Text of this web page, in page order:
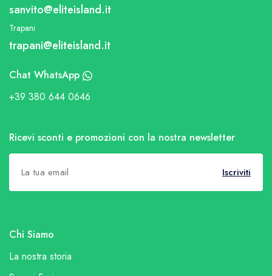
sanvito@eliteisland.it
Trapani
trapani@eliteisland.it
Chat WhatsApp
+39 380 644 0646
Ricevi sconti e promozioni con la nostra newsletter
Iscriviti
Chi Siamo
La nostra storia